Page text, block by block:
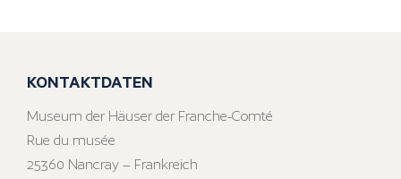
KONTAKTDATEN
Museum der Häuser der Franche-Comté
Rue du musée
25360 Nancray – Frankreich